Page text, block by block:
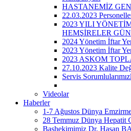
HASTANEMİZ
22.03.2023
2023 YILI
HEMŞİRELER
2024 Yönetim İftar
2023 Yönetim İftar
2023 ASKOM
27.10.2023 Kalite
Servis
Videolar
Haberler
1-7 Ağustos Dünya
28 Temmuz Dünya Hepatit
Başhekimimiz Dr. Hasan